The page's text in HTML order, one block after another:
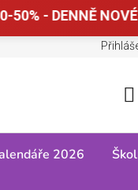
50% - DENNĚ NOVÉ
2026